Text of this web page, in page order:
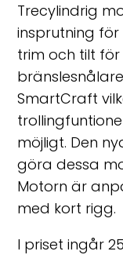
Trecylindrig
insprutning
trim och tilt
SmartCraft
möjligt. Den
göra dessa
Motorn är
med kort rigg.
I priset ingår